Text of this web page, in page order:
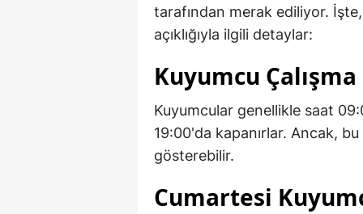
tarafından merak ediliyor.
açıklığıyla ilgili detaylar:
Kuyumcu
Kuyumcular genellikle saat
19:00'da kapanırlar. Ancak,
gösterebilir.
Cumartesi